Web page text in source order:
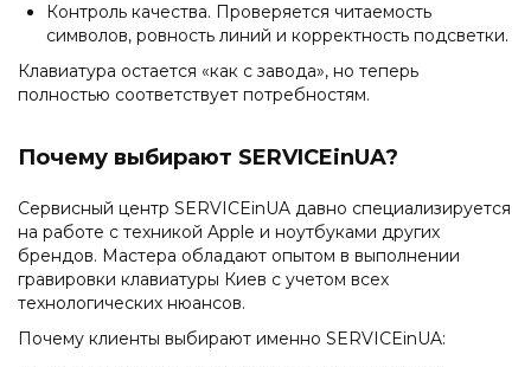
Контроль качества. Проверяется читаемость
символов, ровность линий и корректность подсветки.
Клавиатура остается «как с завода», но теперь
полностью соответствует потребностям.
Почему выбирают SERVICEinUA?
Сервисный центр SERVICEinUA давно специализируется
на работе с техникой Apple и ноутбуками других
брендов. Мастера обладают опытом в выполнении
гравировки клавиатуры Киев с учетом всех
технологических нюансов.
Почему клиенты выбирают именно SERVICEinUA: